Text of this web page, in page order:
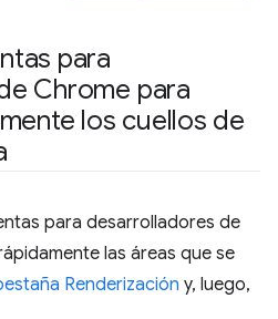
para
Chrome para
los cuellos de
para desarrolladores de
las áreas que se
Renderización y, luego,